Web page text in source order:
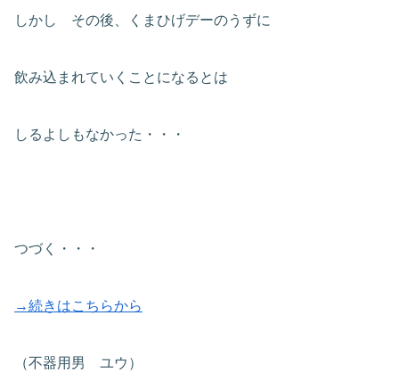
しかし その後、くまひげデーのうずに
飲み込まれていくことになるとは
しるよしもなかった・・・
つづく・・・
→続きはこちらから
（不器用男 ユウ）